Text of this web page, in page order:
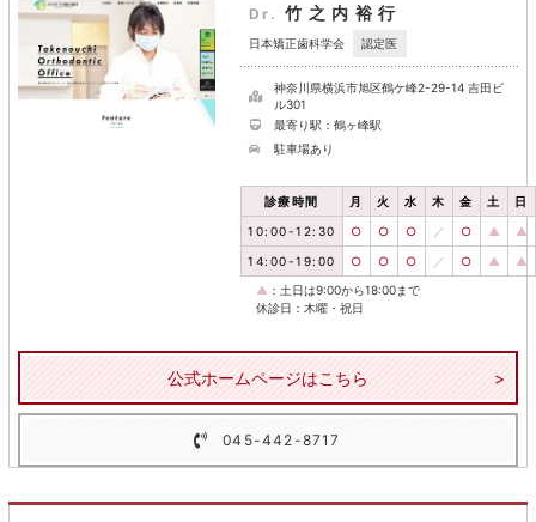
Dr. 竹之内裕行
日本矯正歯科学会 認定医
神奈川県横浜市旭区鶴ケ峰2-29-14 吉田ビ
ル301
最寄り駅：鶴ヶ峰駅
駐車場あり
診療時間 月 火 水 木 金 土 日
10:00-12:30 ○ ○ ○ ／ ○ ▲ ▲
14:00-19:00 ○ ○ ○ ／ ○ ▲ ▲
▲ ：土日は9:00から18:00まで
休診日：木曜・祝日
公式ホームページはこちら
045-442-8717